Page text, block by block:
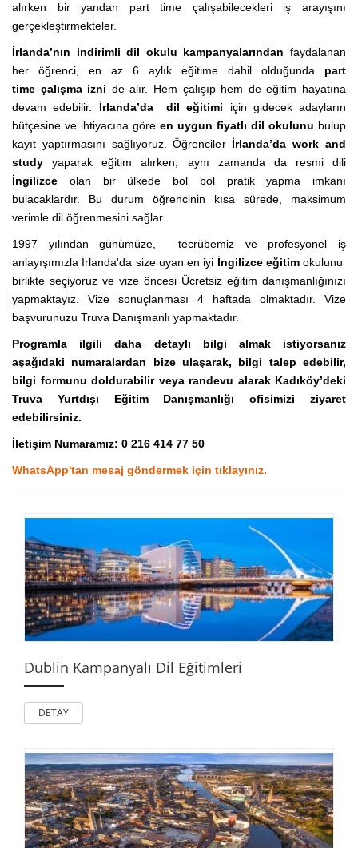
alırken bir yandan part time çalışabilecekleri iş arayışını
gerçekleştirmekteler.
İrlanda’nın indirimli dil okulu kampanyalarından faydalanan
her öğrenci, en az 6 aylık eğitime dahil olduğunda part
time çalışma izni de alır. Hem çalışıp hem de eğitim hayatına
devam edebilir. İrlanda’da dil eğitimi için gidecek adayların
bütçesine ve ihtiyacına göre en uygun fiyatlı dil okulunu bulup
kayıt yaptırmasını sağlıyoruz. Öğrenciler İrlanda’da work and
study yaparak eğitim alırken, aynı zamanda da resmi dili
İngilizce olan bir ülkede bol bol pratik yapma imkanı
bulacaklardır. Bu durum öğrencinin kısa sürede, maksimum
verimle dil öğrenmesini sağlar.
1997 yılından günümüze, tecrübemiz ve profesyonel iş
anlayışımızla İrlanda'da size uyan en iyi İngilizce eğitimokulunu
birlikte seçiyoruz ve vize öncesi Ücretsiz eğitim danışmanlığınızı
yapmaktayız. Vize sonuçlanması 4 haftada olmaktadır. Vize
başvurunuzu Truva Danışmanlı yapmaktadır.
Programla ilgili daha detaylı bilgi almak istiyorsanız
aşağıdaki numaralardan bize ulaşarak, bilgi talep edebilir,
bilgi formunu doldurabilir veya randevu alarak Kadıköy’deki
Truva Yurtdışı Eğitim Danışmanlığı ofisimizi ziyaret
edebilirsiniz.
İletişim Numaramız: 0 216 414 77 50
WhatsApp'tan mesaj göndermek için tıklayınız.
Dublin Kampanyalı Dil Eğitimleri
DETAY